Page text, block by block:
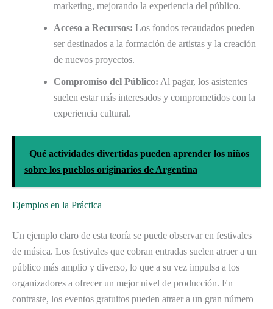
marketing, mejorando la experiencia del público.
Acceso a Recursos: Los fondos recaudados pueden
ser destinados a la formación de artistas y la creación
de nuevos proyectos.
Compromiso del Público: Al pagar, los asistentes
suelen estar más interesados y comprometidos con la
experiencia cultural.
Qué actividades divertidas pueden aprender los niños
sobre los pueblos originarios de Argentina
Ejemplos en la Práctica
Un ejemplo claro de esta teoría se puede observar en festivales
de música. Los festivales que cobran entradas suelen atraer a un
público más amplio y diverso, lo que a su vez impulsa a los
organizadores a ofrecer un mejor nivel de producción. En
contraste, los eventos gratuitos pueden atraer a un gran número